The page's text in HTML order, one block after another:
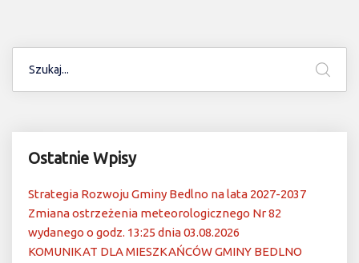
Ostatnie Wpisy
Strategia Rozwoju Gminy Bedlno na lata 2027-2037
Zmiana ostrzeżenia meteorologicznego Nr 82
wydanego o godz. 13:25 dnia 03.08.2026
KOMUNIKAT DLA MIESZKAŃCÓW GMINY BEDLNO